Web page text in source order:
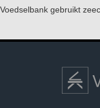
Voedselbank gebruikt